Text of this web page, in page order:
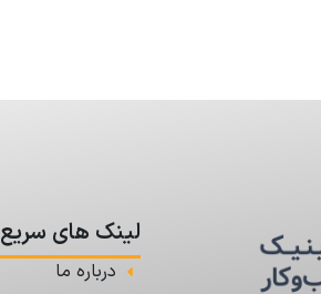
لینک های سریع
درباره ما